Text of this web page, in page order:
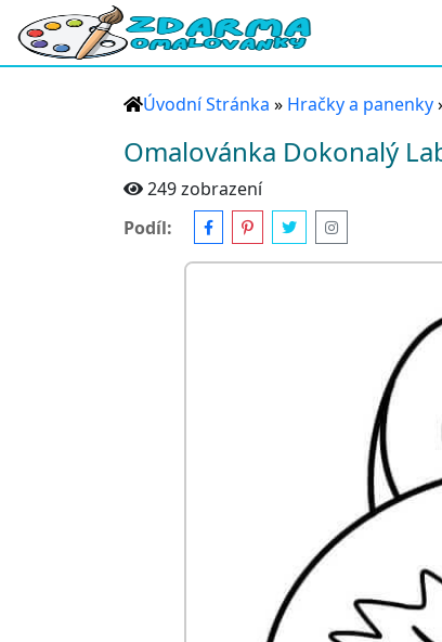
Úvodní Stránka » Hračky a panenky
Omalovánka Dokonalý
249 zobrazení
Podíl: